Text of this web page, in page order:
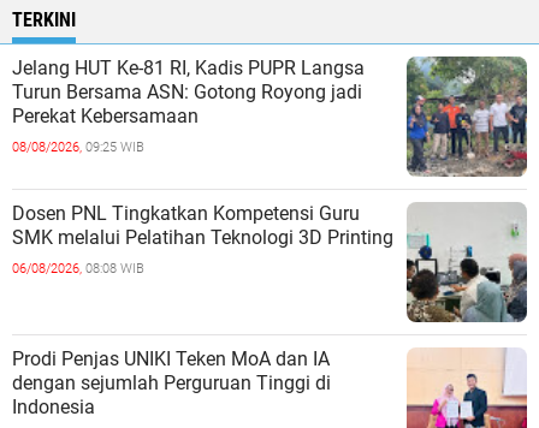
TERKINI
Jelang HUT Ke-81 RI, Kadis PUPR Langsa
Turun Bersama ASN: Gotong Royong jadi
Perekat Kebersamaan
08/08/2026, 09:25 WIB
Dosen PNL Tingkatkan Kompetensi Guru
SMK melalui Pelatihan Teknologi 3D Printing
06/08/2026, 08:08 WIB
Prodi Penjas UNIKI Teken MoA dan IA
dengan sejumlah Perguruan Tinggi di
Indonesia